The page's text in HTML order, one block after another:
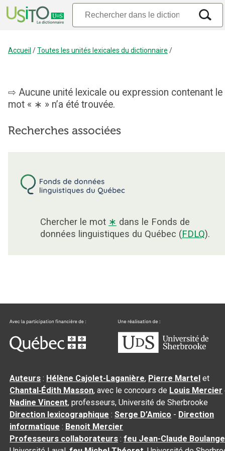
Accueil /Toutes les unités lexicales du dictionnaire /
Aucune unité lexicale ou expression contenant le
mot « ∗ » n’a été trouvée.
Recherches associées
Chercher le mot ∗ dans le Fonds de
données linguistiques du Québec (FDLQ).
Auteurs : Hélène Cajolet-Laganière, Pierre Martel et
Chantal‑Édith Masson, avec le concours de Louis Mercier
Nadine Vincent, professeurs, Université de Sherbrooke
Direction lexicographique :Serge D’Amico - Direction
informatique : Benoit Mercier
Professeurs collaborateurs :feu Jean-Claude